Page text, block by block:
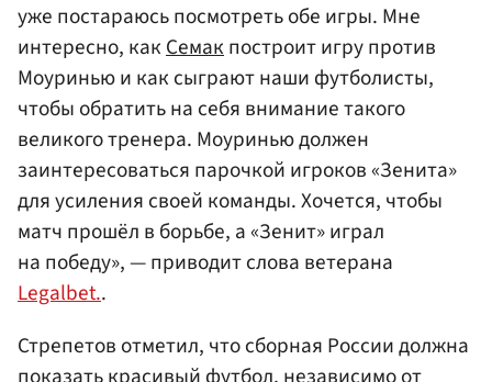
уже постараюсь посмотреть обе игры. Мне
интересно, какСемакпостроит игру против
Моуринью и как сыграют наши футболисты,
чтобы обратить на себя внимание такого
великого тренера. Моуринью должен
заинтересоваться парочкой игроков «Зенита»
для усиления своей команды. Хочется, чтобы
матч прошёл в борьбе, а «Зенит» играл
на победу», — приводит слова ветерана
Legalbet..
Стрепетов отметил, что сборная России должна